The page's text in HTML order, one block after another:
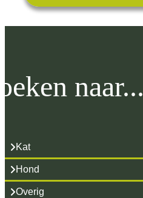
naar...
Kat
Hond
Overig